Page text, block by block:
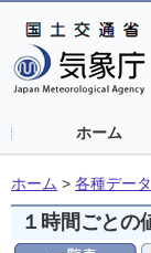
ホーム
ホーム > 各種デー
１時間ごとの